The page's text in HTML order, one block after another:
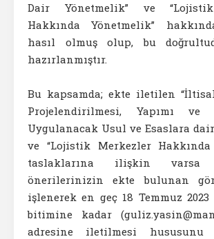
Dair Yönetmelik” ve
Hakkında Yönetmelik”
hasıl olmuş olup, bu
hazırlanmıştır.
Bu kapsamda; ekte iletilen
Projelendirilmesi, Yapımı ve
Uygulanacak Usul ve Esaslara
ve “Lojistik Merkezler Hakkında
taslaklarına ilişkin
önerilerinizin ekte bulunan
işlenerek en geç 18 Temmuz
bitimine kadar
adresine iletilmesi hususunu